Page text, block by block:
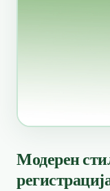
Модерен